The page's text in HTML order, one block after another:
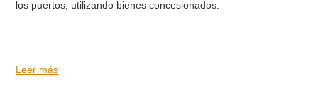
los puertos, utilizando bienes concesionados.
Leer más